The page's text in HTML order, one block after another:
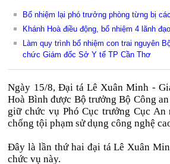
Bổ nhiệm lại phó trưởng phòng từng bị
Khánh Hoà điều động, bổ nhiệm 4 lãnh đạo
Làm quy trình bổ nhiệm con trai nguyên
chức Giám đốc Sở Y tế TP Cần Thơ
Ngày 15/8, Đại tá Lê Xuân Minh -
Hoà Bình được Bộ trưởng Bộ Công
giữ chức vụ Phó Cục trưởng Cục An
chống tội phạm sử dụng công nghệ
Đây là lần thứ hai đại tá Lê Xuân
chức vụ này.